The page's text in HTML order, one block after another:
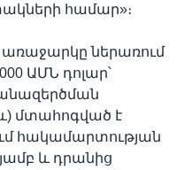
համար»։
ներառում
ԱՄՆ դոլար՝
մտահոգված է
հակամարտության
և դրանից